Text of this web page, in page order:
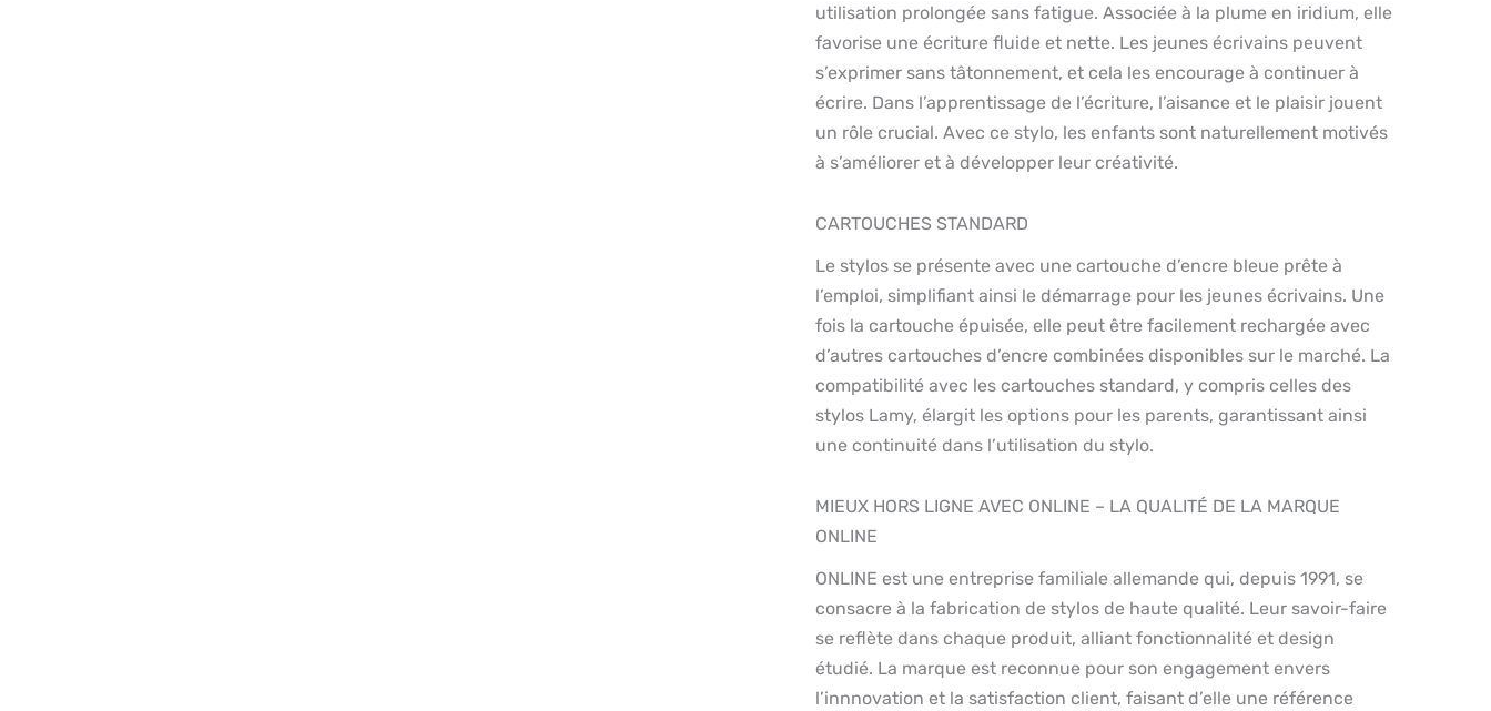
utilisation prolongée sans fatigue. Associée à la plume en iridium, elle
favorise une écriture fluide et nette. Les jeunes écrivains peuvent
s’exprimer sans tâtonnement, et cela les encourage à continuer à
écrire. Dans l’apprentissage de l’écriture, l’aisance et le plaisir jouent
un rôle crucial. Avec ce stylo, les enfants sont naturellement motivés
à s’améliorer et à développer leur créativité.
CARTOUCHES STANDARD
Le stylos se présente avec une cartouche d’encre bleue prête à
l’emploi, simplifiant ainsi le démarrage pour les jeunes écrivains. Une
fois la cartouche épuisée, elle peut être facilement rechargée avec
d’autres cartouches d’encre combinées disponibles sur le marché. La
compatibilité avec les cartouches standard, y compris celles des
stylos Lamy, élargit les options pour les parents, garantissant ainsi
une continuité dans l’utilisation du stylo.
MIEUX HORS LIGNE AVEC ONLINE – LA QUALITÉ DE LA MARQUE
ONLINE
ONLINE est une entreprise familiale allemande qui, depuis 1991, se
consacre à la fabrication de stylos de haute qualité. Leur savoir-faire
se reflète dans chaque produit, alliant fonctionnalité et design
étudié. La marque est reconnue pour son engagement envers
l’innnovation et la satisfaction client, faisant d’elle une référence